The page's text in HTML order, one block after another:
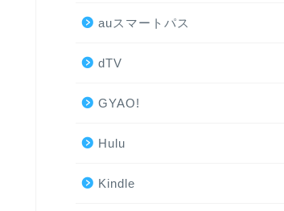
auスマートパス
dTV
GYAO!
Hulu
Kindle